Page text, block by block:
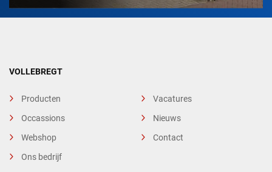
VOLLEBREGT
Producten
Occassions
Webshop
Ons bedrijf
Vacatures
Nieuws
Contact